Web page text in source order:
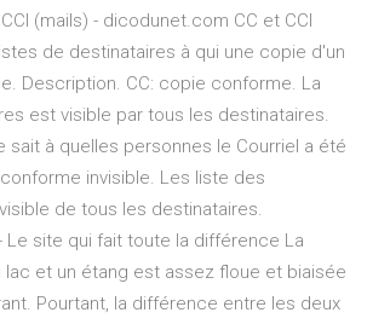
(mails) - dicodunet.com CC et CCI
de destinataires à qui une copie d'un
Description. CC: copie conforme. La
est visible par tous les destinataires.
sait à quelles personnes le Courriel a été
invisible. Les liste des
de tous les destinataires.
Le site qui fait toute la différence La
et un étang est assez floue et biaisée
Pourtant, la différence entre les deux